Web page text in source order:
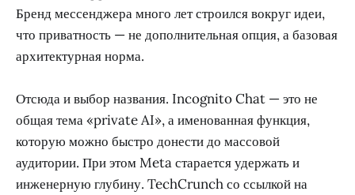
Бренд мессенджера много лет строился вокруг идеи,
что приватность — не дополнительная опция, а базовая
архитектурная норма.
Отсюда и выбор названия. Incognito Chat — это не
общая тема «private AI», а именованная функция,
которую можно быстро донести до массовой
аудитории. При этом Meta старается удержать и
инженерную глубину. TechCrunch со ссылкой на